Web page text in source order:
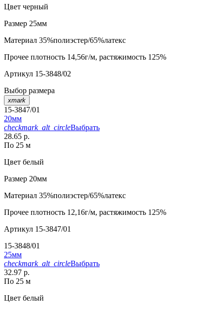
Цвет черный
Размер 25мм
Материал 35%полиэстер/65%латекс
Прочее плотность 14,56г/м, растяжимость 125%
Артикул 15-3848/02
Выбор размера
xmark
15-3847/01
20мм
checkmark_alt_circleВыбрать
28.65 р.
По 25 м
Цвет белый
Размер 20мм
Материал 35%полиэстер/65%латекс
Прочее плотность 12,16г/м, растяжимость 125%
Артикул 15-3847/01
15-3848/01
25мм
checkmark_alt_circleВыбрать
32.97 р.
По 25 м
Цвет белый